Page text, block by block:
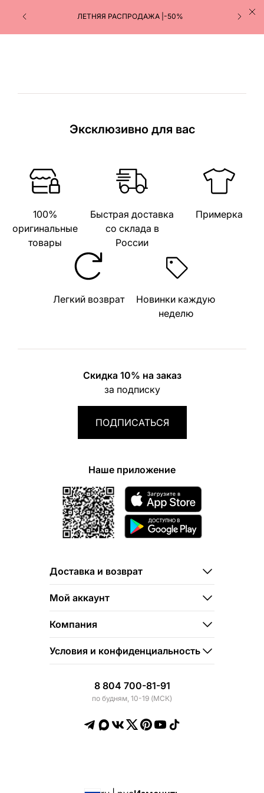
ЛЕТНЯЯ РАСПРОДАЖА |-50%
Эксклюзивно для вас
100%
оригинальные
товары
Быстрая доставка
со склада в
России
Примерка
Легкий возврат
Новинки каждую
неделю
Скидка 10% на заказ
за подписку
ПОДПИСАТЬСЯ
Наше приложение
Доставка и возврат
Мой аккаунт
Компания
Условия и конфиденциальность
8 804 700-81-91
по будням, 10-19 (МСК)